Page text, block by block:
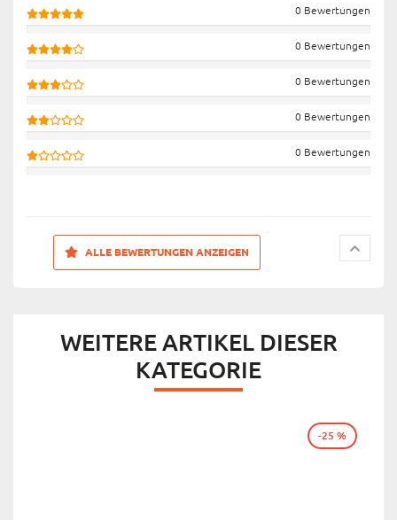
0 Bewertungen
0 Bewertungen
0 Bewertungen
0 Bewertungen
0 Bewertungen
ALLE BEWERTUNGEN ANZEIGEN
WEITERE ARTIKEL DIESER
KATEGORIE
-25 %